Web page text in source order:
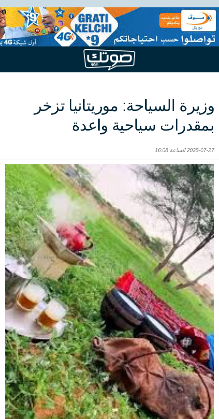
وزيرة السياحة: موريتانيا تزخر
بمقدرات سياحية واعدة
2025-07-27 الساعة 16:08